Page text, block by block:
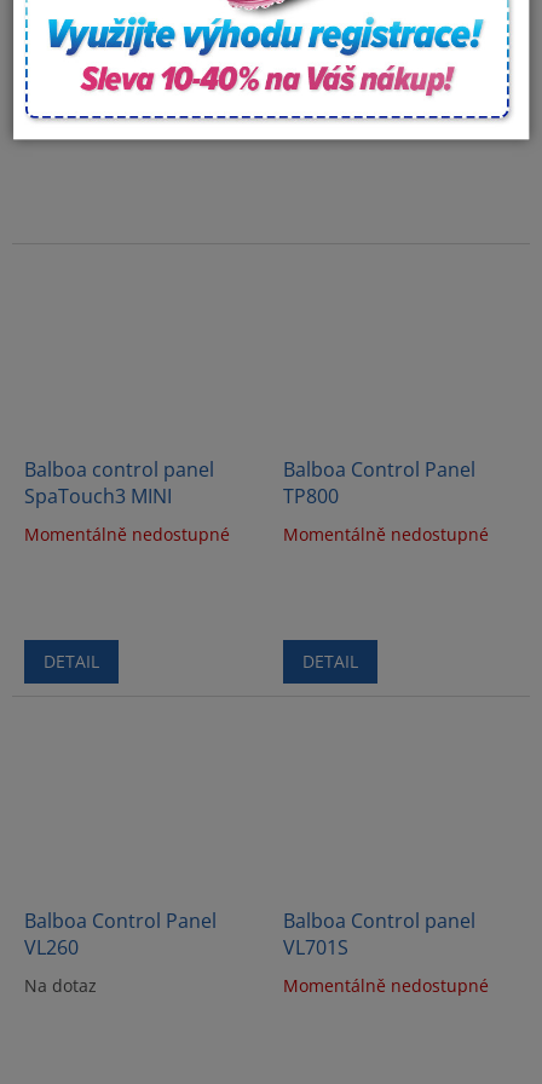
Control panel ASTREL -
TEM.KI
In stock
SpaTouch3 Plus control
panel
In stock
Balboa control panel
SpaTouch3 MINI
Momentálně nedostupné
DETAIL
Balboa Control Panel
TP800
Momentálně nedostupné
DETAIL
Balboa Control Panel
VL260
Na dotaz
Balboa Control panel
VL701S
Momentálně nedostupné